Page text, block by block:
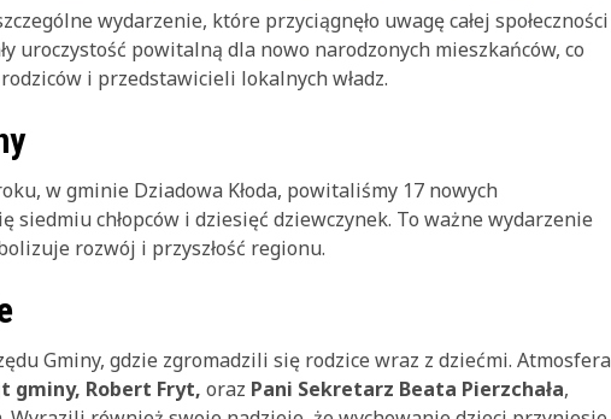
wydarzenie, które przyciągnęło uwagę całej społeczności
uroczystość powitalną dla nowo narodzonych mieszkańców, co
i przedstawicieli lokalnych władz.
w gminie Dziadowa Kłoda, powitaliśmy 17 nowych
siedmiu chłopców i dziesięć dziewczynek. To ważne wydarzenie
rozwój i przyszłość regionu.
Gminy, gdzie zgromadzili się rodzice wraz z dziećmi. Atmosfera
gminy, Robert Fryt, oraz Pani Sekretarz Beata Pierzchała,